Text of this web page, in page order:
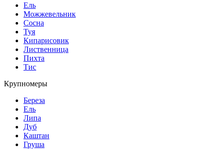
Ель
Можжевельник
Сосна
Туя
Кипарисовик
Лиственница
Пихта
Тис
Крупномеры
Береза
Ель
Липа
Дуб
Каштан
Груша